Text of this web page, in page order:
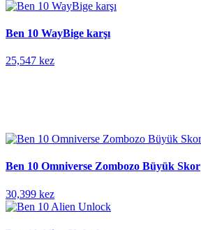
Ben 10 WayBige karşı
25,547 kez
Ben 10 Omniverse Zombozo Büyük Skor
30,399 kez